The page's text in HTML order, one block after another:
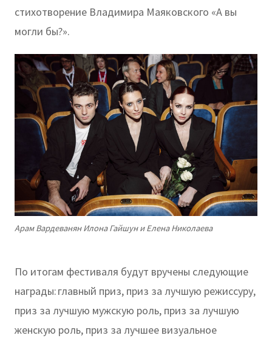
стихотворение Владимира Маяковского «А вы
могли бы?».
Арам Вардеванян Илона Гайшун и Елена Николаева
По итогам фестиваля будут вручены следующие
награды: главный приз, приз за лучшую режиссуру,
приз за лучшую мужскую роль, приз за лучшую
женскую роль, приз за лучшее визуальное